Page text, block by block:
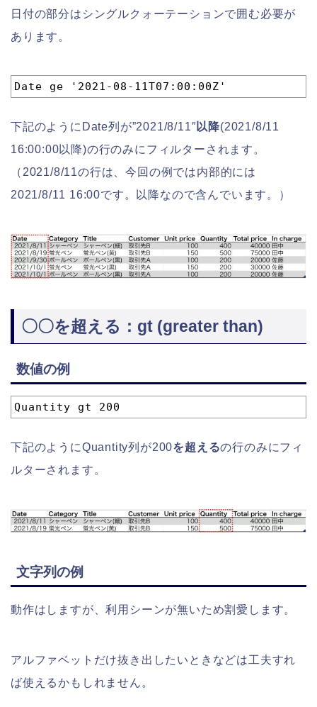
日付の部分はシングルクォーテーションで囲む必要が
あります。
Date ge '2021-08-11T07:00:00Z'
下記のようにDate列が”2021/8/11″以降(2021/8/11
16:00:00以降)の行のみにフィルターされます。
（2021/8/11の行は、今回の例では内部的には
2021/8/11 16:00です。以降なので含んでいます。）
〇〇を超える：gt (greater than)
数値の例
Quantity gt 200
下記のようにQuantity列が200を超えるの行のみにフィ
ルターされます。
文字列の例
動作はしますが、利用シーンが無いため割愛します。
アルファベットだけ抜き出したいときなどは工夫すれ
ば使えるかもしれません。